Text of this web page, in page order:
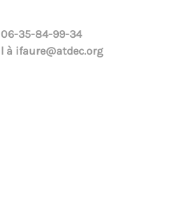
06-35-84-99-34
à ifaure@atdec.org